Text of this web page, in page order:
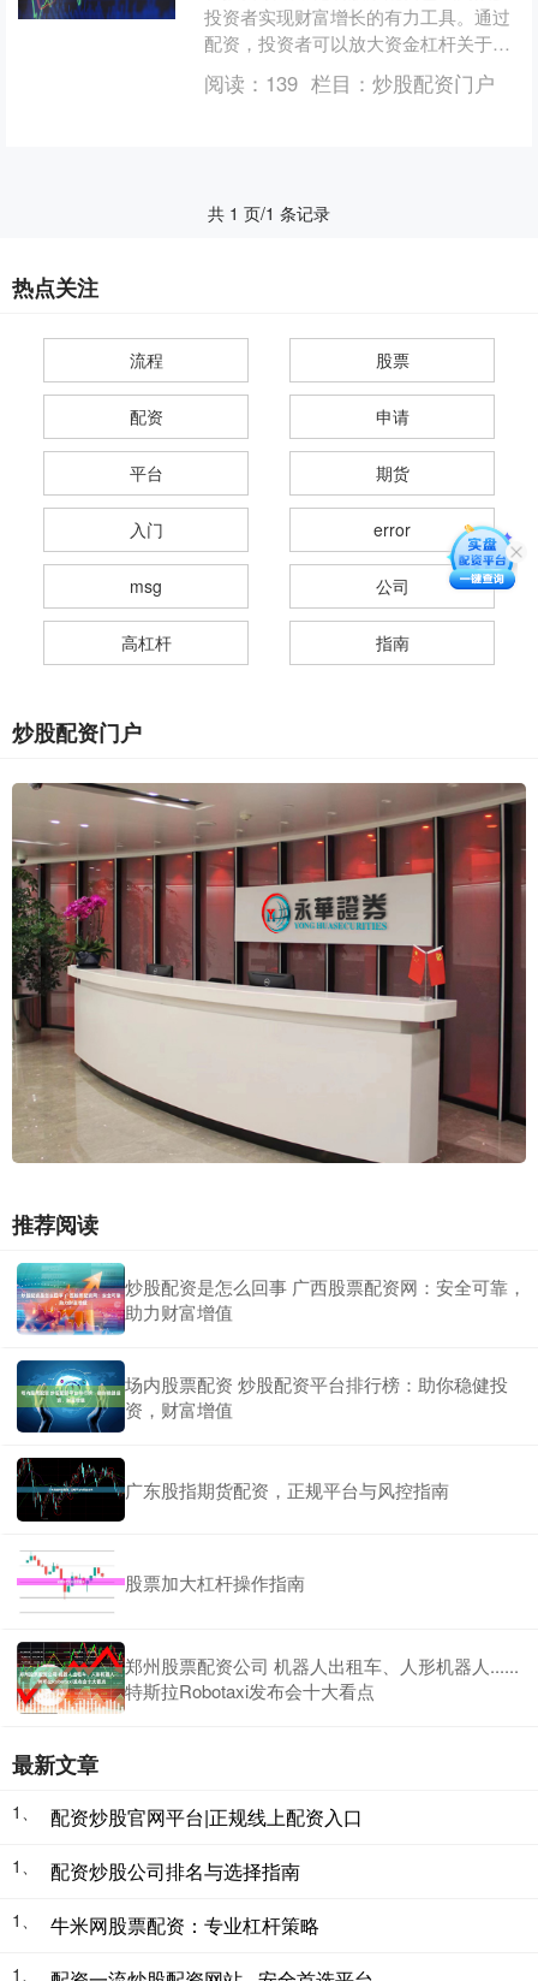
投资者实现财富增长的有力工具。通过
配资，投资者可以放大资金杠杆关于股
票配资的知识，以小博大，提升投资收
益。 * **放大收益：....
阅读： 139 栏目： 炒股配资门户
共 1 页/1 条记录
热点关注
流程 股票
配资 申请
平台 期货
入门 error
msg 公司
高杠杆 指南
炒股配资门户
推荐阅读
炒股配资是怎么回事 广西股票配资网：安全可靠，
助力财富增值
场内股票配资 炒股配资平台排行榜：助你稳健投
资，财富增值
广东股指期货配资，正规平台与风控指南
股票加大杠杆操作指南
郑州股票配资公司 机器人出租车、人形机器人......
特斯拉Robotaxi发布会十大看点
最新文章
1、 配资炒股官网平台|正规线上配资入口
1、 配资炒股公司排名与选择指南
1、 牛米网股票配资：专业杠杆策略
1、